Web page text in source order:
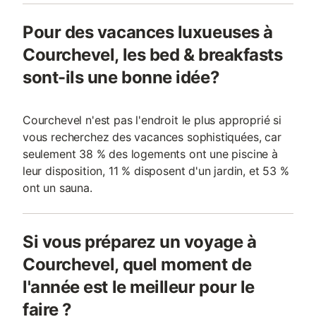
Pour des vacances luxueuses à
Courchevel, les bed & breakfasts
sont-ils une bonne idée?
Courchevel n'est pas l'endroit le plus approprié si
vous recherchez des vacances sophistiquées, car
seulement 38 % des logements ont une piscine à
leur disposition, 11 % disposent d'un jardin, et 53 %
ont un sauna.
Si vous préparez un voyage à
Courchevel, quel moment de
l'année est le meilleur pour le
faire ?